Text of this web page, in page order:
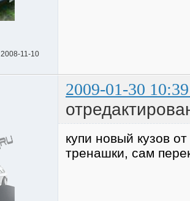
2008-11-10
2009-01-30
купи новый кузов
тренашки, сам